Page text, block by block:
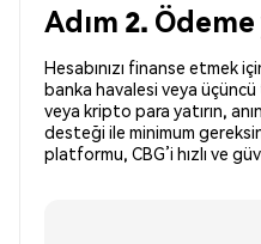
Adım 2.
Hesabınızı finanse etmek
banka havalesi veya üçüncü
veya kripto para yatırın,
desteği ile minimum
platformu, CBG’i hızlı ve